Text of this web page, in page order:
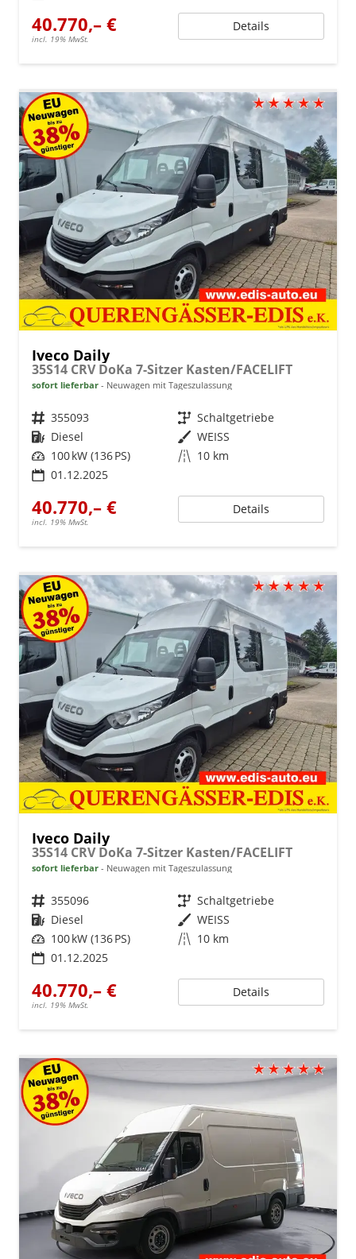
40.770,– €
incl. 19% MwSt.
Details
Iveco Daily
35S14 CRV DoKa 7-Sitzer Kasten/FACELIFT
sofort lieferbar Neuwagen mit Tageszulassung
Fahrzeugnr. 355093 Getriebe Schaltgetriebe
Kraftstoff Diesel Außenfarbe WEISS
Leistung 100 kW (136 PS) Kilometerstand 10 km
01.12.2025
40.770,– €
incl. 19% MwSt.
Details
Iveco Daily
35S14 CRV DoKa 7-Sitzer Kasten/FACELIFT
sofort lieferbar Neuwagen mit Tageszulassung
Fahrzeugnr. 355096 Getriebe Schaltgetriebe
Kraftstoff Diesel Außenfarbe WEISS
Leistung 100 kW (136 PS) Kilometerstand 10 km
01.12.2025
40.770,– €
incl. 19% MwSt.
Details